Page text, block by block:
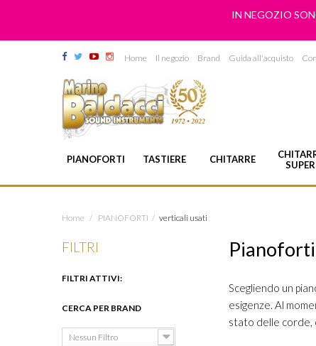
IN NEGOZIO
Home Il negozio Brand Guida all'acquisto
PIANOFORTI TASTIERE CHITARRE
SUPER
Home / PIANOFORTI / verticali usati
Scegliendo un
esigenze. Al
stato delle corde,
FILTRI
FILTRI ATTIVI:
CERCA PER BRAND
Nessun Filtro